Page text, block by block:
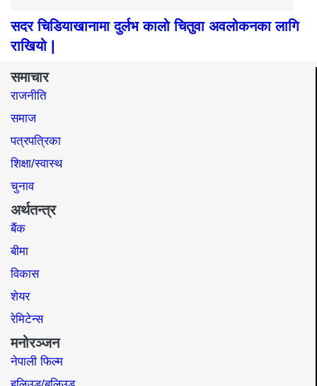
सदर चिडियाखानामा दुर्लभ कालो चितुवा अवलोकनका लागि
राखियो |
समाचार
राजनीति
समाज​
पत्रपत्रिका
शिक्षा/स्वास्थ
चुनाव
अर्थतन्त्र
बैंक
बीमा
विकास
शेयर
रेमिटेन्स
मनोरञ्जन
नेपाली फिल्म